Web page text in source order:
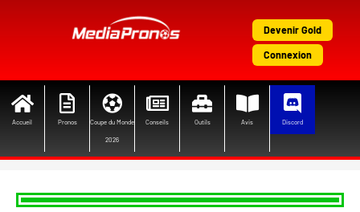
Devenir Gold
Connexion
Accueil Pronos Coupe du Monde
2026
Conseils Outils Avis Discord